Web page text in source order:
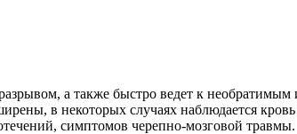
а также быстро ведет к
в некоторых случаях наблюдается
симптомов черепно-мозговой травмы.